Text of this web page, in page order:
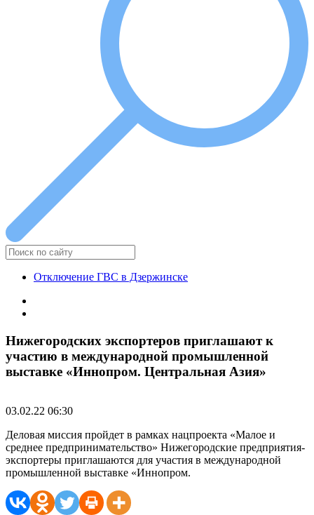
Отключение ГВС в Дзержинске
Нижегородских экспортеров приглашают к
участию в международной промышленной
выставке «Иннопром. Центральная Азия»
03.02.22 06:30
Деловая миссия пройдет в рамках нацпроекта «Малое и
среднее предпринимательство» Нижегородские предприятия-
экспортеры приглашаются для участия в международной
промышленной выставке «Иннопром.